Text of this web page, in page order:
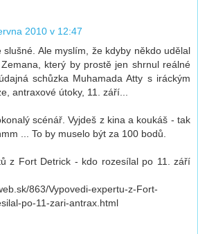
2010 v 12:47
Ale myslím, že kdyby někdo udělal
který by prostě jen shrnul reálné
schůzka Muhamada Atty s iráckým
antraxové útoky, 11. září...
scénář. Vyjdeš z kina a koukáš - tak
... To by muselo být za 100 bodů.
z Fort Detrick - kdo rozesílal po 11. září
863/Vypovedi-expertu-z-Fort-
po-11-zari-antrax.html